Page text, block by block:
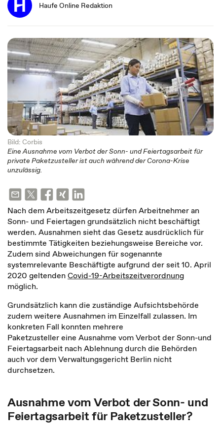
Haufe Online Redaktion
Bild: Corbis
Eine Ausnahme vom Verbot der Sonn- und Feiertagsarbeit für
private Paketzusteller ist auch während der Corona-Krise
unzulässig.
Nach dem Arbeitszeitgesetz dürfen Arbeitnehmer an
Sonn- und Feiertagen grundsätzlich nicht beschäftigt
werden. Ausnahmen sieht das Gesetz ausdrücklich für
bestimmte Tätigkeiten beziehungsweise Bereiche vor.
Zudem sind Abweichungen für sogenannte
systemrelevante Beschäftigte aufgrund der seit 10. April
2020 geltendenCovid-19-Arbeitszeitverordnung
möglich.
Grundsätzlich kann die zuständige Aufsichtsbehörde
zudem weitere Ausnahmen im Einzelfall zulassen. Im
konkreten Fall konnten mehrere
Paketzusteller eine Ausnahme vom Verbot der Sonn-und
Feiertagsarbeit nach Ablehnung durch die Behörden
auch vor dem Verwaltungsgericht Berlin nicht
durchsetzen.
Ausnahme vom Verbot der Sonn- und
Feiertagsarbeit für Paketzusteller?